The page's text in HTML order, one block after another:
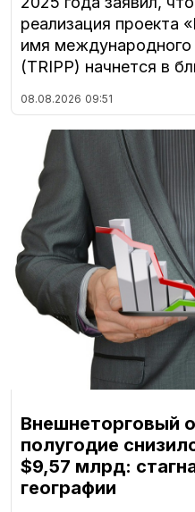
реализация проекта
имя международного
(TRIPP) начнется в
08.08.2026 09:51
Внешнеторговый
полугодие
$9,57 млрд:
географии